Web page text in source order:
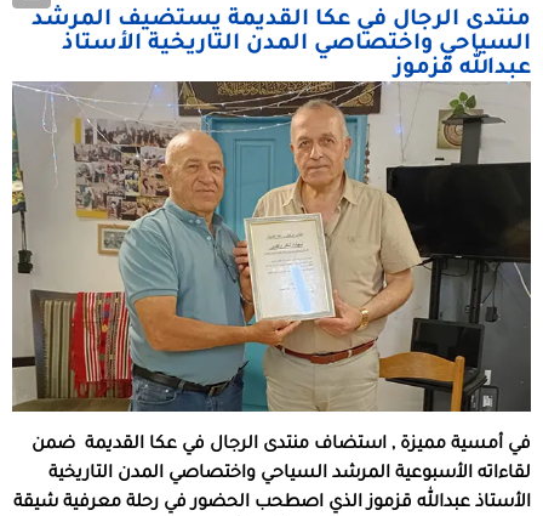
منتدى الرجال في عكا القديمة يستضيف المرشد
السياحي واختصاصي المدن التاريخية الأستاذ
عبدالله قزموز
في أمسية مميزة , استضاف منتدى الرجال في عكا القديمة ضمن
لقاءاته الأسبوعية المرشد السياحي واختصاصي المدن التاريخية
الأستاذ عبدالله قزموز الذي اصطحب الحضور في رحلة معرفية شيقة